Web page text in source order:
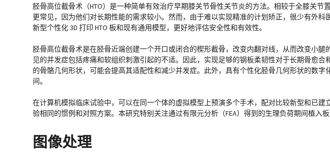
胫骨高位截骨术（HTO）是一种简单有效治疗早期膝关节骨性关节炎的方法。相较于全膝关节
更常见，因为他们对长期性能的需求较小。然而，由于难以实现精准的计划矫正，很少有外
新型个性化 3D 打印 HTO 板和现有通用模型，更好地评估安全性和有效性。
胫骨高位截骨术是在胫骨近端创建一个开口或闭合的楔形截骨，改变内翻对线，从而改变小
见的并发症包括疼痛和软组织刺激引起的不适。因此，实现足够的钢板柔韧性对于长期骨愈
的骨骼几何形状，可能会提高其适配性和减少并发症。此外，具有个性化胫骨几何形状的数
间。
在计算机模拟临床试验中，可以在同一个体的虚拟模型上预演多个手术，配对比较新型和已
验相同的惯例和对照方案。本研究特别关注通过有限元分析（FEA）得到的生理负荷期间植入板
图像处理